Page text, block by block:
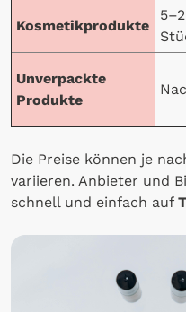
Kosmetikprodukte
Unverpackte
Produkte
Die Preise können je
variieren. Anbieter und
schnell und einfach auf